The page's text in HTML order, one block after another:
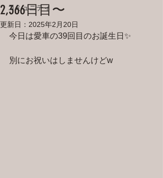
コミュニティ
2,366日目〜
更新日： 2025年2月20日
今日は愛車の39回目のお誕生日✨
別にお祝いはしませんけどw